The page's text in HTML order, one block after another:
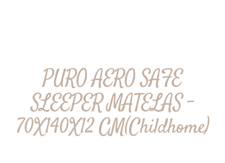
PURO AERO SAFE
SLEEPER MATELAS –
70X140X12 CM(Childhome)